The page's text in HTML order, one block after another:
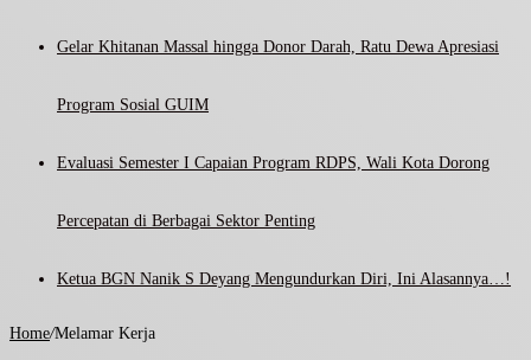
Gelar Khitanan Massal hingga Donor Darah, Ratu Dewa Apresiasi
Program Sosial GUIM
Evaluasi Semester I Capaian Program RDPS, Wali Kota Dorong
Percepatan di Berbagai Sektor Penting
Ketua BGN Nanik S Deyang Mengundurkan Diri, Ini Alasannya…!
Home/Melamar Kerja